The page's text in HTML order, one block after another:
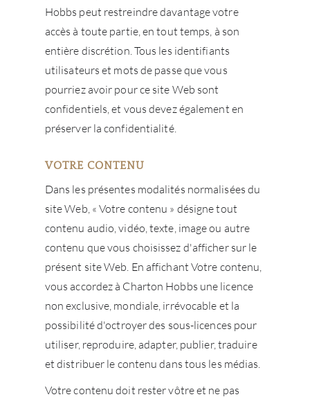
Hobbs peut restreindre davantage votre
accès à toute partie, en tout temps, à son
entière discrétion. Tous les identifiants
utilisateurs et mots de passe que vous
pourriez avoir pour ce site Web sont
confidentiels, et vous devez également en
préserver la confidentialité.
VOTRE CONTENU
Dans les présentes modalités normalisées du
site Web, « Votre contenu » désigne tout
contenu audio, vidéo, texte, image ou autre
contenu que vous choisissez d'afficher sur le
présent site Web. En affichant Votre contenu,
vous accordez à Charton Hobbs une licence
non exclusive, mondiale, irrévocable et la
possibilité d'octroyer des sous-licences pour
utiliser, reproduire, adapter, publier, traduire
et distribuer le contenu dans tous les médias.
Votre contenu doit rester vôtre et ne pas